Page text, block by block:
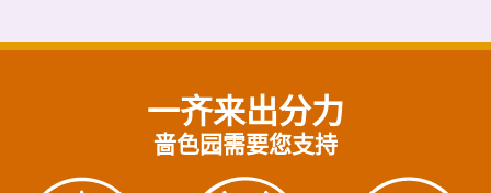
一齐来出分力
啬色园需要您支持